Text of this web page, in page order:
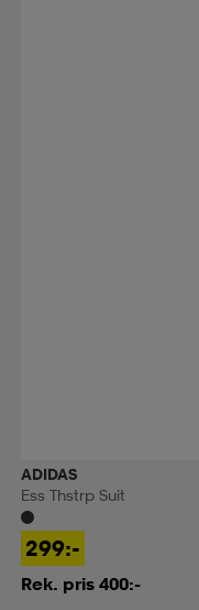
ADIDAS
Ess Thstrp Suit
299:-
Rek. pris 400:-